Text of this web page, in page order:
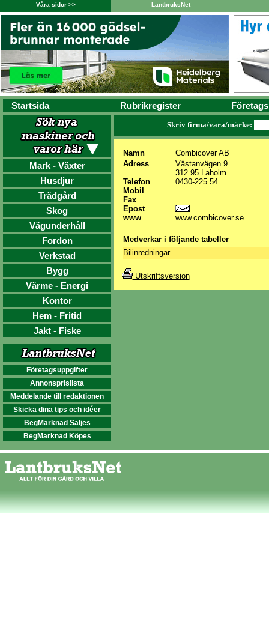
Våra sidor >> LantbruksNet
Startsida Rubrikregister
Mark - Växter
Husdjur
Trädgård
Skog
Vägunderhåll
Fordon
Verkstad
Bygg
Värme - Energi
Kontor
Hem - Fritid
Jakt - Fiske
Företagsuppgifter
Annonsprislista
Meddelande till redaktionen
Skicka dina tips och idéer
BegMarknad Säljes
BegMarknad Köpes
Skriv firma/vara/märke:
Namn
Combicover AB
Adress
Västanvägen 9
312 95 Laholm
Telefon
0430-225 54
Mobil
Fax
Epost
www
www.combicover.se
Medverkar i följande tabeller
Bilinredningar
Utskriftsversion